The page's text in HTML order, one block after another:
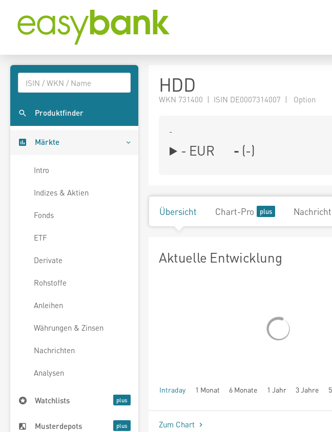
Produktfinder
Märkte
Intro
Indizes & Aktien
Fonds
ETF
Derivate
Rohstoffe
Anleihen
Währungen & Zinsen
Nachrichten
Analysen
Watchlists
Musterdepots
HDD
WKN 731400 | ISIN DE0007314007 | Option
-
- EUR - (-)
Übersicht Chart-Pro
Aktuelle Entwicklung
Intraday 1 Monat 6 Monate 1 Jahr 3 Jahre
seit Beginn
Zum Chart